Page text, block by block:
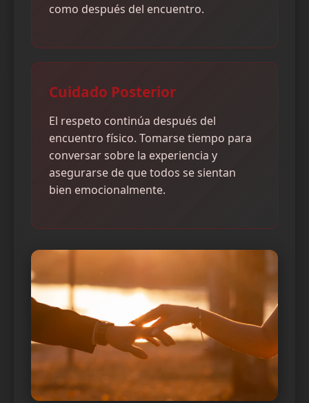
como después del encuentro.
Cuidado Posterior
El respeto continúa después del
encuentro físico. Tomarse tiempo para
conversar sobre la experiencia y
asegurarse de que todos se sientan
bien emocionalmente.